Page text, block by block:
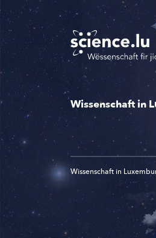
Skip
to
main
content
Wissenschaft in
Wissenschaft in